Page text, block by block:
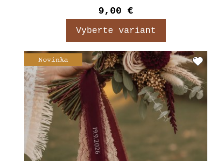
9,00 €
Vyberte variant